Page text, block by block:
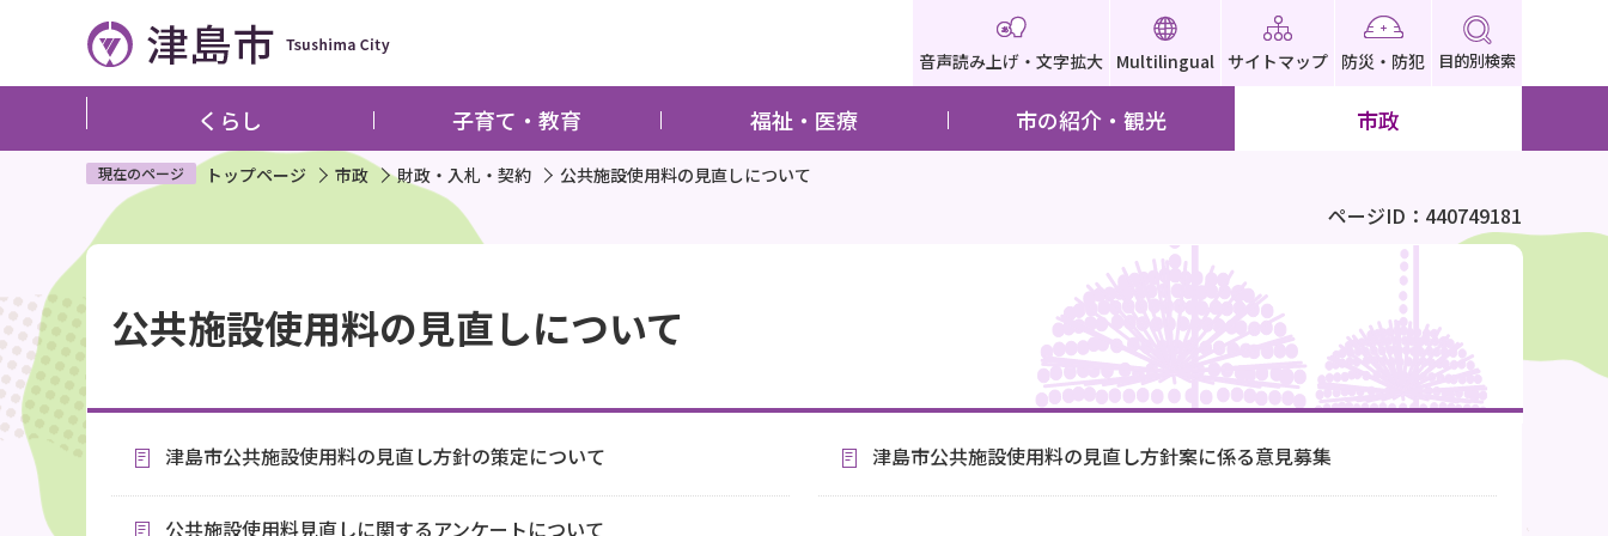
ペ
ジ
す
音声読み上げ・文字拡大 Multilingual サイトマップ 防災・防犯 目的別検索
くらし 子育て・教育 福祉・医療 市の紹介・観光 市政
現在のページ トップページ 市政 財政・入札・契約 公共施設使用料の見直しについて
ページID：440749181
文
こ
こ
か
ら
公共施設使用料の見直しについて
津島市公共施設使用料の見直し方針の策定について 津島市公共施設使用料の見直し方針案に係る意見募集
公共施設使用料見直しに関するアンケートについて